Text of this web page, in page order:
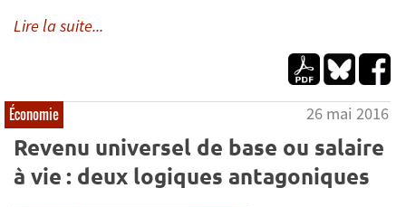
Lire la suite...
Économie 26 mai 2016
Revenu universel de base ou salaire
à vie : deux logiques antagoniques